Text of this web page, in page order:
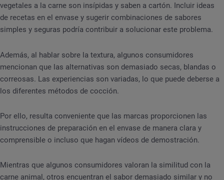
vegetales a la carne son insípidas y saben a cartón. Incluir ideas
de recetas en el envase y sugerir combinaciones de sabores
simples y seguras podría contribuir a solucionar este problema.
Además, al hablar sobre la textura, algunos consumidores
mencionan que las alternativas son demasiado secas, blandas o
correosas. Las experiencias son variadas, lo que puede deberse a
los diferentes métodos de cocción.
Por ello, resulta conveniente que las marcas proporcionen las
instrucciones de preparación en el envase de manera clara y
comprensible o incluso que hagan vídeos de demostración.
Mientras que algunos consumidores valoran la similitud con la
carne animal, otros encuentran el sabor demasiado similar y no